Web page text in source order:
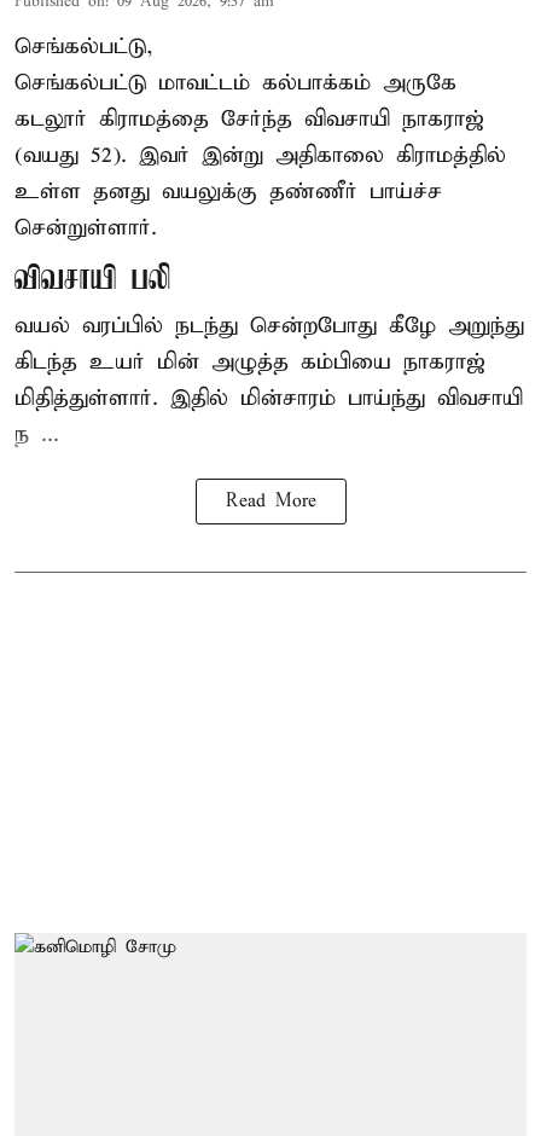
செங்கல்பட்டு,
செங்கல்பட்டு மாவட்டம் கல்பாக்கம் அருகே
கடலூர் கிராமத்தை சேர்ந்த விவசாயி நாகராஜ்
(வயது 52). இவர் இன்று அதிகாலை கிராமத்தில்
உள்ள தனது வயலுக்கு தண்ணீர் பாய்ச்ச
சென்றுள்ளார்.
விவசாயி பலி
வயல் வரப்பில் நடந்து சென்றபோது கீழே அறுந்து
கிடந்த உயர் மின் அழுத்த கம்பியை நாகராஜ்
மிதித்துள்ளார். இதில் மின்சாரம் பாய்ந்து விவசாயி
ந ...
Read More